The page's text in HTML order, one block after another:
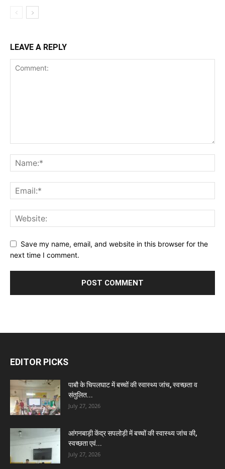
LEAVE A REPLY
Save my name, email, and website in this browser for the
next time I comment.
EDITOR PICKS
पाबौ के चिपलघाट में बच्चों की स्वास्थ्य जांच, स्वच्छता व
संतुलित...
July 27, 2026
आंगनबाड़ी केंद्र सपलोड़ी में बच्चों की स्वास्थ्य जांच की,
स्वच्छता एवं...
July 27, 2026